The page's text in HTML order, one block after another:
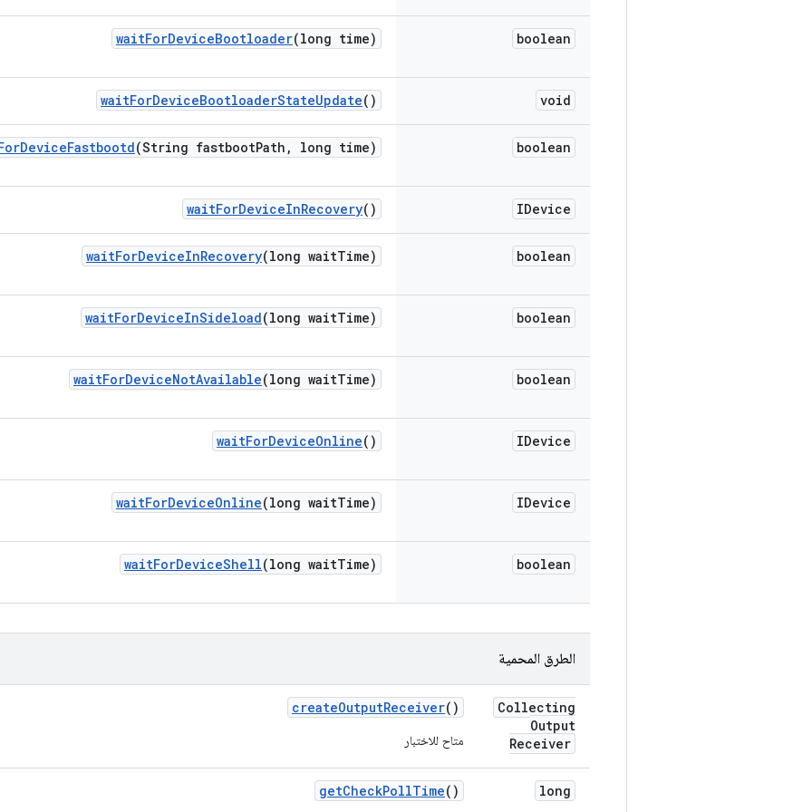
boolean
waitForDeviceBootloader(long time)
void
waitForDeviceBootloaderStateUpdate()
boolean
DeviceFastbootd(String fastbootPath , long time)
IDevice
waitForDeviceInRecovery()
boolean
waitForDeviceInRecovery(long waitTime)
boolean
waitForDeviceInSideload(long waitTime)
boolean
waitForDeviceNotAvailable(long waitTime)
IDevice
waitForDeviceOnline()
IDevice
waitForDeviceOnline(long waitTime)
boolean
waitForDeviceShell(long waitTime)
الطرق المحمية
Collecting
Output
Receiver
createOutputReceiver()
متاح للاختبار
long
getCheckPollTime()